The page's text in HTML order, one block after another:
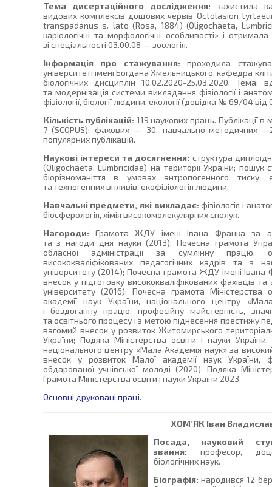
Тема дисертаційного дослідження: захистила
видових комплексів дощових червів Octolasion
transpadanus s. lato (Rosa, 1884) (Oligochaeta,
каріологічні та морфологічні особливості» і
зі спеціальності 03.00.08 — зоологія.
Інформація про стажування: проходила
університеті імені Богдана Хмельницького, кафедра
біологічних дисциплін 10.02.2020-25.03.2020. Тема:
та модернізація системи викладання фізіології і
фізіології, біології людини, екології (довідка № 69/04
Кількість публікацій: 119 наукових праць. Публікації
7 (SCOPUS); фахових — 30, навчально-методичних
популярних публікацій.
Наукові інтереси та досягнення: структура
(Oligochaeta, Lumbricidae) на території України; пошук
біорізноманіття в умовах антропогенного тиску;
та техногенних впливів, екофізіологія людини.
Навчальні предмети, які викладає: фізіологія і
біосферологія, хімія високомолекулярних сполук.
Нагороди: Грамота ЖДУ імені Івана Франка за
та з нагоди дня науки (2013); Почесна грамота
обласної адміністрації за сумлінну працю,
висококваліфікованих педагогічних кадрів та з
університету (2014); Почесна грамота ЖДУ імені
внесок у підготовку висококваліфікованих фахівців
університету (2016); Почесна грамота Міністерства
академії наук України, національного центру
і бездоганну працю, професійну майстерність,
та освітнього процесу і з метою піднесення престижу
вагомий внесок у розвиток Житомирського
України; Подяка Міністерства освіти і науки
національного центру «Мала Академія наук» за
внесок у розвиток Малої академії наук України,
обдарованої учнівської молоді (2020); Подяка
Грамота Міністерства освіти і науки України 2023.
Основні друковані праці.
ХОМ’ЯК Іван
Посада, науковий
звання: професор,
біологічних наук.
Біографія: народився 12